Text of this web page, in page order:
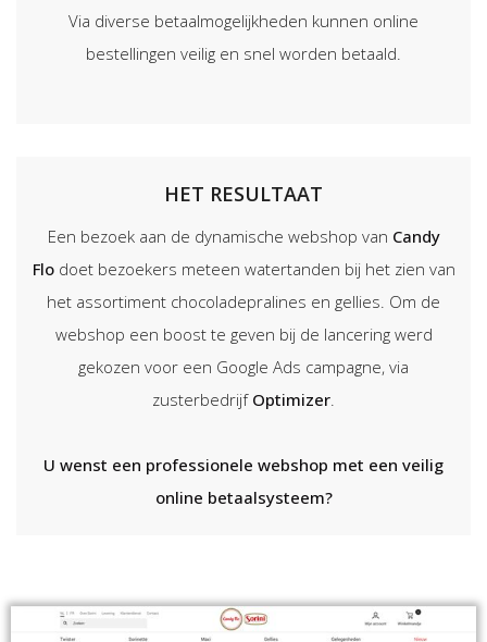
Via diverse betaalmogelijkheden kunnen online
bestellingen veilig en snel worden betaald.
HET RESULTAAT
Een bezoek aan de dynamische webshop van Candy
Flodoet bezoekers meteen watertanden bij het zien van
het assortiment chocoladepralines en gellies. Om de
webshop een boost te geven bij de lancering werd
gekozen voor een Google Ads campagne, via
zusterbedrijf Optimizer.
U wenst een professionele webshop met een veilig
online betaalsysteem?